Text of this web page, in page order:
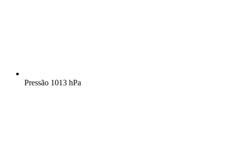
Pressão 1013 hPa